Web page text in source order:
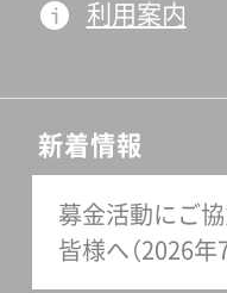
利用案内
新着情報
募金活動にご
皆様へ（2026年